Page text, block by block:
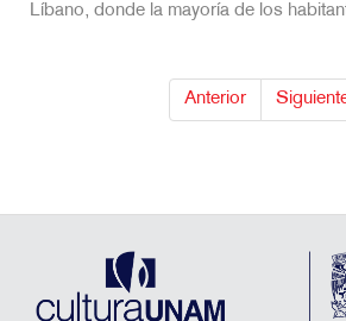
Líbano, donde la mayoría de los
Anterior